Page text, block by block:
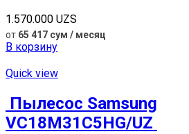
1.570.000 UZS
от 65 417 сум / месяц
В корзину
Quick view
Пылесос Samsung
VC18M31C5HG/UZ